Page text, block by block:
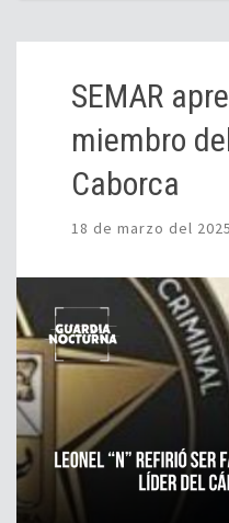
SEMAR
miembro
Caborca
18 de marzo del 2025